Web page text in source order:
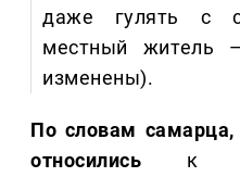
даже гулять с
местный житель
изменены).
По словам
относились к